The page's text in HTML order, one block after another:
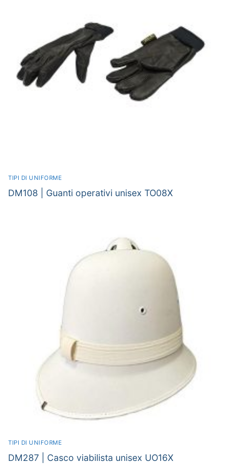
TIPI DI UNIFORME
DM108 | Guanti operativi unisex TO08X
TIPI DI UNIFORME
DM287 | Casco viabilista unisex UO16X